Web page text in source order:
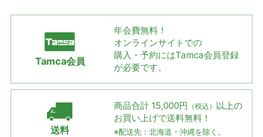
Tamca会員
年会費無料！
オンラインサイトでの
購入・予約にはTamca会員登録
が必要です。
送料
商品合計 15,000円 （税込） 以上の
お買い上げで送料無料！
※配送先：北海道・沖縄を除く。